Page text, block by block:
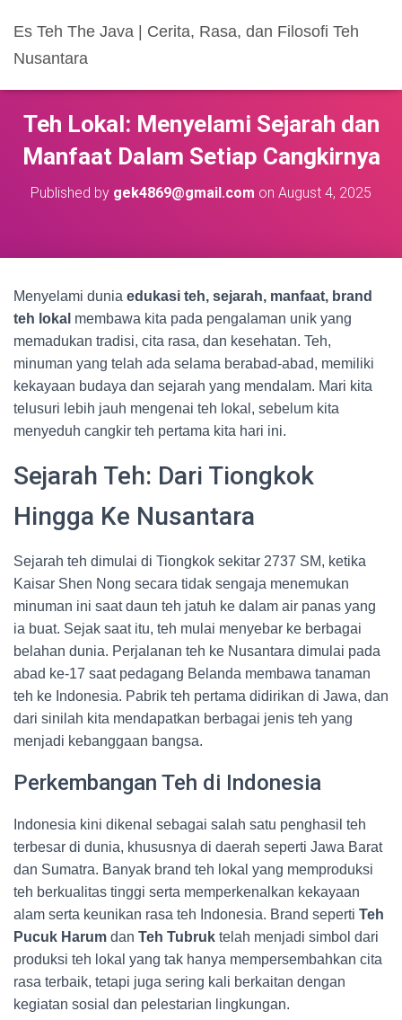
Es Teh The Java | Cerita, Rasa, dan Filosofi Teh
Nusantara
Teh Lokal: Menyelami Sejarah dan
Manfaat Dalam Setiap Cangkirnya
Published by gek4869@gmail.com on August 4, 2025
Menyelami dunia edukasi teh, sejarah, manfaat, brand
teh lokal membawa kita pada pengalaman unik yang
memadukan tradisi, cita rasa, dan kesehatan. Teh,
minuman yang telah ada selama berabad-abad, memiliki
kekayaan budaya dan sejarah yang mendalam. Mari kita
telusuri lebih jauh mengenai teh lokal, sebelum kita
menyeduh cangkir teh pertama kita hari ini.
Sejarah Teh: Dari Tiongkok
Hingga Ke Nusantara
Sejarah teh dimulai di Tiongkok sekitar 2737 SM, ketika
Kaisar Shen Nong secara tidak sengaja menemukan
minuman ini saat daun teh jatuh ke dalam air panas yang
ia buat. Sejak saat itu, teh mulai menyebar ke berbagai
belahan dunia. Perjalanan teh ke Nusantara dimulai pada
abad ke-17 saat pedagang Belanda membawa tanaman
teh ke Indonesia. Pabrik teh pertama didirikan di Jawa, dan
dari sinilah kita mendapatkan berbagai jenis teh yang
menjadi kebanggaan bangsa.
Perkembangan Teh di Indonesia
Indonesia kini dikenal sebagai salah satu penghasil teh
terbesar di dunia, khususnya di daerah seperti Jawa Barat
dan Sumatra. Banyak brand teh lokal yang memproduksi
teh berkualitas tinggi serta memperkenalkan kekayaan
alam serta keunikan rasa teh Indonesia. Brand seperti Teh
Pucuk Harum dan Teh Tubruk telah menjadi simbol dari
produksi teh lokal yang tak hanya mempersembahkan cita
rasa terbaik, tetapi juga sering kali berkaitan dengan
kegiatan sosial dan pelestarian lingkungan.